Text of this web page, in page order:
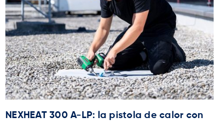
NEXHEAT 300 A-LP: la pistola de calor con